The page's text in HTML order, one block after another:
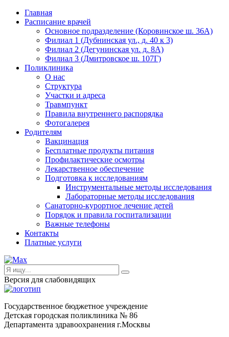
Главная
Расписание врачей
Основное подразделение (Коровинское ш. 36А)
Филиал 1 (Дубнинская ул., д. 40 к 3)
Филиал 2 (Дегунинская ул. д. 8А)
Филиал 3 (Дмитровское ш. 107Г)
Поликлиника
О нас
Структура
Участки и адреса
Травмпункт
Правила внутреннего распорядка
Фотогалерея
Родителям
Вакцинация
Бесплатные продукты питания
Профилактические осмотры
Лекарственное обеспечение
Подготовка к исследованиям
Инструментальные методы исследования
Лабораторные методы исследования
Санаторно-курортное лечение детей
Порядок и правила госпитализации
Важные телефоны
Контакты
Платные услуги
Версия для слабовидящих
Государственное бюджетное учреждение
Детская городская поликлиника № 86
Департамента здравоохранения г.Москвы